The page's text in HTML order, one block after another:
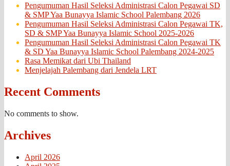
Pengumuman Hasil Seleksi Administrasi Calon Pegawai SD
& SMP Yaa Bunayya Islamic School Palembang 2026
Pengumuman Hasil Seleksi Administrasi Calon Pegawai TK,
SD & SMP Yaa Bunayya Islamic School 2025-2026
Pengumuman Hasil Seleksi Administrasi Calon Pegawai TK
& SD Yaa Bunayya Islamic School Palembang 2024-2025
Rasa Memikat dari Ubi Thailand
Menjelajah Palembang dari Jendela LRT
Recent Comments
No comments to show.
Archives
April 2026